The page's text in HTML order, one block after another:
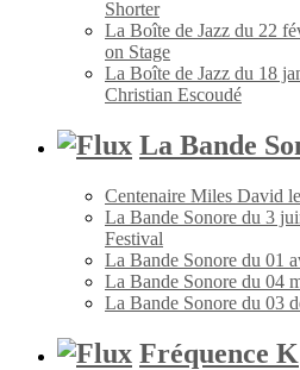
Shorter
La Boîte de Jazz du 22
on Stage
La Boîte de Jazz du 18
Christian Escoudé
La Bande
Centenaire Miles David
La Bande Sonore du 3
Festival
La Bande Sonore du 01
La Bande Sonore du 04
La Bande Sonore du 03
Fréquence K